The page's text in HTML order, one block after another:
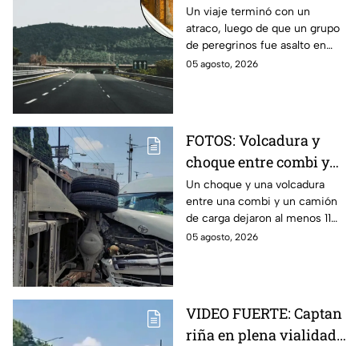
a ver a la Virgen de
Guadalupe
Un viaje terminó con un
atraco, luego de que un grupo
de peregrinos fue asalto en
plena carretera cuando iban
05 agosto, 2026
FOTOS: Volcadura y
choque entre combi y
camión de carga en la
autopista México-
Pachuca deja 11 heridos
Un choque y una volcadura
entre una combi y un camión
de carga dejaron al menos 11
heridos en la autopista
05 agosto, 2026
VIDEO FUERTE: Captan
riña en plena vialidad